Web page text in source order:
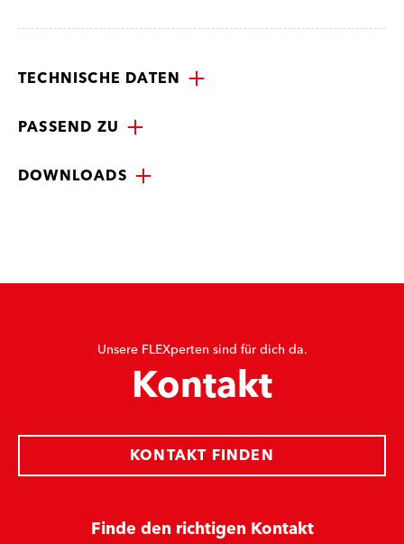
TECHNISCHE DATEN
PASSEND ZU
DOWNLOADS
Unsere FLEXperten sind für dich da.
Kontakt
Finde den richtigen Kontakt
KONTAKT FINDEN